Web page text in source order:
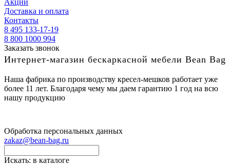
Акции
Доставка и оплата
Контакты
8 495 133-17-19
8 800 1000 994
Заказать звонок
Интернет-магазин бескаркасной мебели Bean Bag
Наша фабрика по производству кресел-мешков работает уже
более 11 лет. Благодаря чему мы даем гарантию 1 год на всю
нашу продукцию
Обработка персональных данных
zakaz@bean-bag.ru
Искать: в каталоге